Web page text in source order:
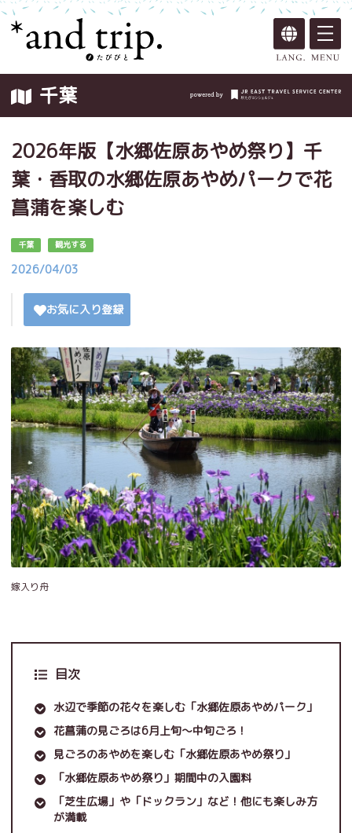
千葉
2026年版【水郷佐原あやめ祭り】千
葉・香取の水郷佐原あやめパークで花
菖蒲を楽しむ
千葉 観光する
2026/04/03
お気に入り登録
嫁入り舟
目次
水辺で季節の花々を楽しむ「水郷佐原あやめパーク」
花菖蒲の見ごろは6月上旬～中旬ごろ！
見ごろのあやめを楽しむ「水郷佐原あやめ祭り」
「水郷佐原あやめ祭り」期間中の入園料
「芝生広場」や「ドックラン」など！他にも楽しみ方
が満載